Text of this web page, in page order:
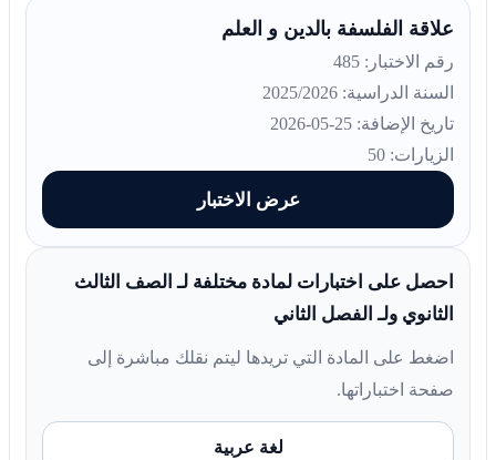
علاقة الفلسفة بالدين و العلم
رقم الاختبار: 485
السنة الدراسية: 2025/2026
تاريخ الإضافة: 25-05-2026
الزيارات: 50
عرض الاختبار
احصل على اختبارات لمادة مختلفة لـ الصف الثالث
الثانوي ولـ الفصل الثاني
اضغط على المادة التي تريدها ليتم نقلك مباشرة إلى
صفحة اختباراتها.
لغة عربية